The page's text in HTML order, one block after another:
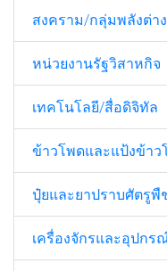
สงคราม/กลุ่มพลังต่า
หน่วยงานรัฐวิสาหกิจ
เทคโนโลยี/สื่อดิจิทัล
ข้าวโพดและแป้งข้าว
ปุ๋ยและยาปราบศัตรูพื
เครื่องจักรและอุปกร